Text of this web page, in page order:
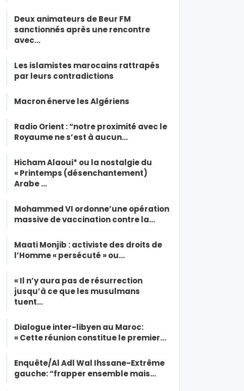
Deux animateurs de Beur FM
sanctionnés après une rencontre
avec…
Les islamistes marocains rattrapés
par leurs contradictions
Macron énerve les Algériens
Radio Orient : “notre proximité avec le
Royaume ne s’est à aucun…
Hicham Alaoui* ou la nostalgie du
« Printemps (désenchantement)
Arabe …
Mohammed VI ordonne’une opération
massive de vaccination contre la…
Maati Monjib : activiste des droits de
l’Homme « persécuté » ou…
« Il n’y aura pas de résurrection
jusqu’à ce que les musulmans
tuent…
Dialogue inter-libyen au Maroc:
« Cette réunion constitue le premier…
Enquête/Al Adl Wal Ihssane-Extrême
gauche: “frapper ensemble mais…